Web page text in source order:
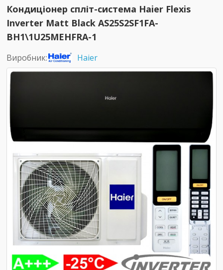
Кондиціонер спліт-система Haier Flexis
Inverter Matt Black AS25S2SF1FA-
BH1\1U25MEHFRA-1
Виробник: Haier